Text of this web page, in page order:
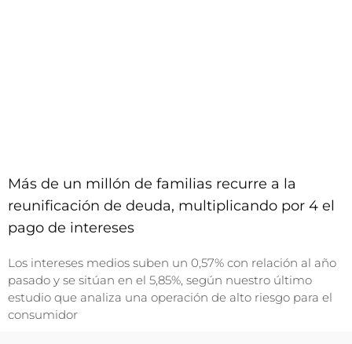
Más de un millón de familias recurre a la
reunificación de deuda, multiplicando por 4 el
pago de intereses
Los intereses medios suben un 0,57% con relación al año
pasado y se sitúan en el 5,85%, según nuestro último
estudio que analiza una operación de alto riesgo para el
consumidor